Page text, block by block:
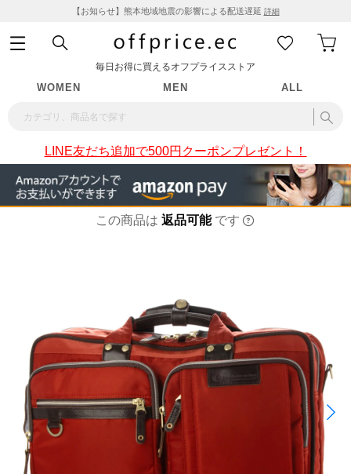
【お知らせ】熊本地域地震の影響による配送遅延 詳細
毎日お得に買えるオフプライスストア
WOMEN MEN ALL
LINE友だち追加で500円クーポンプレゼント！
この商品は 返品可能 です